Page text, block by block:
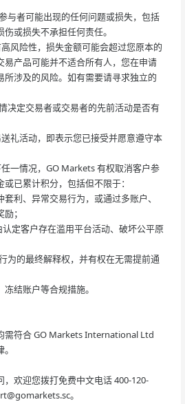
与者可能出现的任何问题或损失，包括
或损失不承担任何责任。
风险性，损失金额可能会超过您原本的
易产品可能并不适合所有人，您在申请
所涉及的风险。如有需要请寻求独立的
决定交易者或交易者的先前活动是否有
礼活动，即表示您已接受并愿意遵守本
一情况，GO Markets 有权取消客户参
已累计积分，包括但不限于：
利、异常交易行为，或通过多账户、
；
定客户存在滥用平台活动、破坏公平原
为的最终解释权，并有权在无需提前通
结账户等合规措施。
需符合 GO Markets International Ltd
欢迎您拨打免费中文电话 400-120-
。